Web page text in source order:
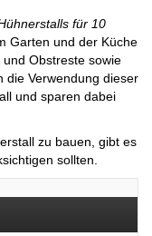
für 10
Garten und der Küche
Obstreste sowie
die Verwendung dieser
und sparen dabei
zu bauen, gibt es
sollten.